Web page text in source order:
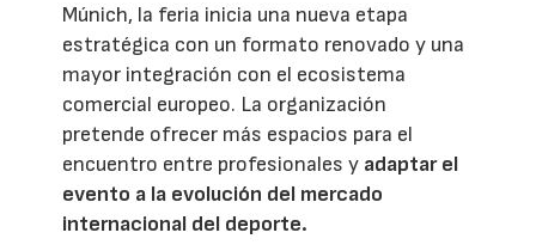
Múnich, la feria inicia una nueva etapa
estratégica con un formato renovado y una
mayor integración con el ecosistema
comercial europeo. La organización
pretende ofrecer más espacios para el
encuentro entre profesionales y adaptar el
evento a la evolución del mercado
internacional del deporte.